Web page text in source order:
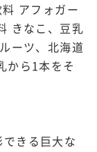
アフォガー
きなこ、豆乳
ーツ、北海道
から1本をそ
きる巨大な